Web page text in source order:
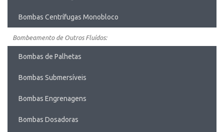
Bombas Centrífugas Monobloco
Bombeamento de Outros Fluídos:
Bombas de Palhetas
Bombas Submersíveis
Bombas Engrenagens
Bombas Dosadoras